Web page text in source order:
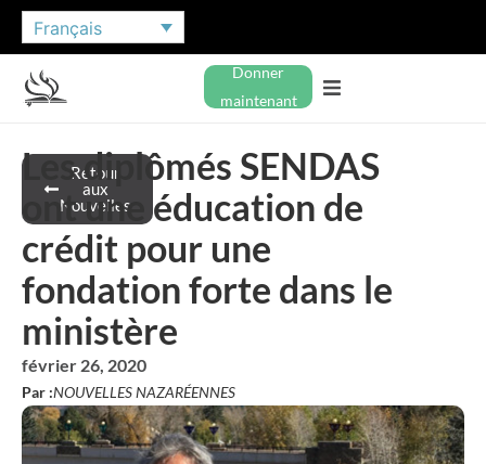
Français
Donner
maintenant
Retour
aux
Nouvelles
Les diplômés SENDAS
ont une éducation de
crédit pour une
fondation forte dans le
ministère
février 26, 2020
Par :NOUVELLES NAZARÉENNES